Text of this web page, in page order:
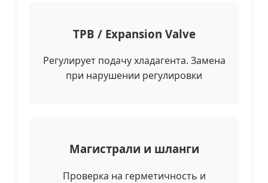
ТРВ / Expansion Valve
Регулирует подачу хладагента. Замена
при нарушении регулировки
Магистрали и шланги
Проверка на герметичность и